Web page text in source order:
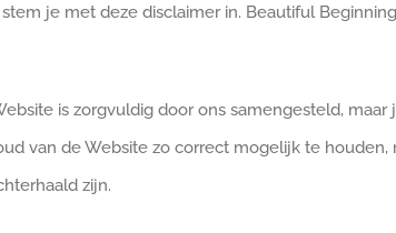
je met deze disclaimer in. Beautiful
is zorgvuldig door ons samengesteld,
van de Website zo correct mogelijk te
zijn.